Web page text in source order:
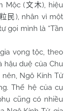
Mộc (文木), hiệu
粒民), nhân vì một
gọi mình là “Tần
vọng tộc, theo
hậu duệ của Chu
nên, Ngô Kính Tử
Thế hệ của cụ
cũng có nhiều